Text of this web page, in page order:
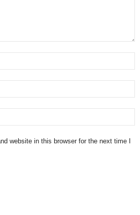
website in this browser for the next time I